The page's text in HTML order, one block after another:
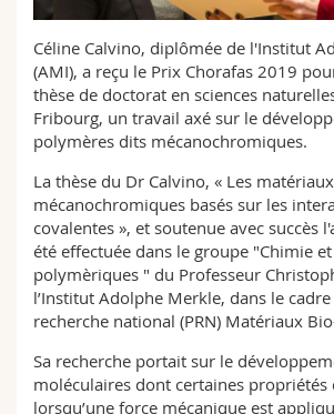
Sciences et médecine
Interfacultaire
Collaborateurs
Doctorants
Webmail
Programme des cours
MyUnifr
Céline Calvino, diplômée de l'Institut
(AMI), a reçu le Prix Chorafas 2019
thèse de doctorat en sciences
Fribourg, un travail axé sur le
polymères dits mécanochromiques.
La thèse du Dr Calvino, « Les matériaux
mécanochromiques basés sur les
covalentes », et soutenue avec succès
été effectuée dans le groupe "Chimie
polymèriques " du Professeur
l’Institut Adolphe Merkle, dans le
recherche national (PRN) Matériaux
Sa recherche portait sur le
moléculaires dont certaines propriétés
lorsqu’une force mécanique est